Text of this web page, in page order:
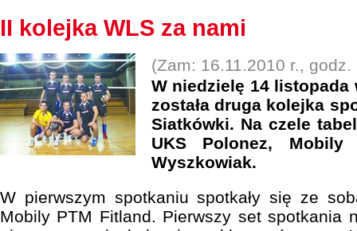
II kolejka WLS za nami
(Zam: 16.11.2010 r., godz.
W niedzielę 14 listopada
została druga kolejka
Siatkówki. Na czele
UKS Polonez,
Wyszkowiak.
W pierwszym spotkaniu spotkały się ze
Mobily PTM Fitland. Pierwszy set spotkania